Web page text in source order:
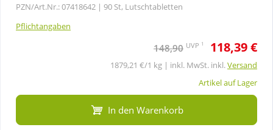
Natur & Homöopathie
Tierbedarf
PZN/Art.Nr.: 07418642 | 90 St, Lutschtabletten
Pflichtangaben
148,90 UVP 1 118,39 €
1879,21 €/1 kg | inkl. MwSt. inkl.Versand
Artikel auf Lager
In den Warenkorb